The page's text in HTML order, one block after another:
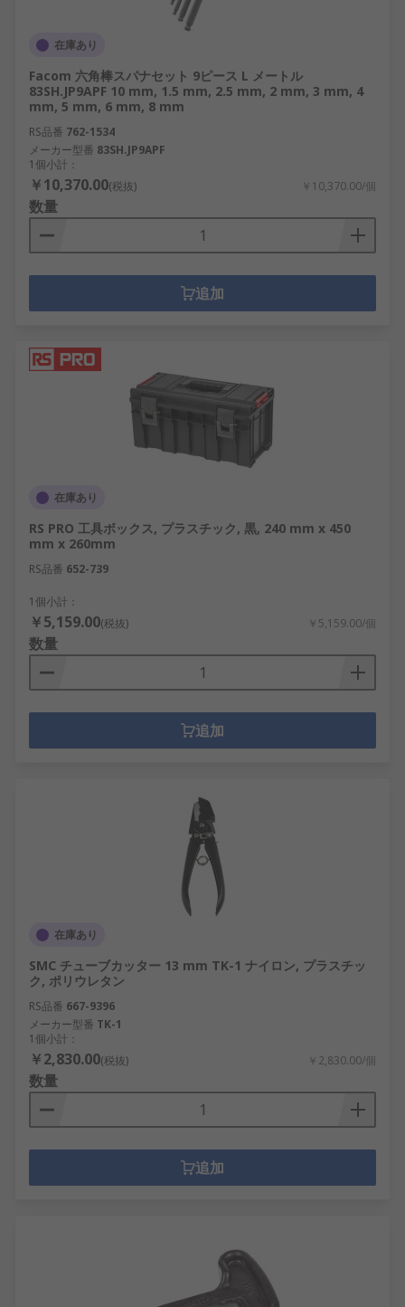
在庫あり
Facom 六角棒スパナセット 9ピース L メートル
83SH.JP9APF 10 mm, 1.5 mm, 2.5 mm, 2 mm, 3 mm, 4
mm, 5 mm, 6 mm, 8 mm
RS品番 762-1534
メーカー型番 83SH.JP9APF
1個小計：
￥10,370.00(税抜) ￥10,370.00/個
数量
追加
在庫あり
RS PRO 工具ボックス, プラスチック, 黒, 240 mm x 450
mm x 260mm
RS品番 652-739
1個小計：
￥5,159.00(税抜) ￥5,159.00/個
数量
追加
在庫あり
SMC チューブカッター 13 mm TK-1 ナイロン, プラスチッ
ク, ポリウレタン
RS品番 667-9396
メーカー型番 TK-1
1個小計：
￥2,830.00(税抜) ￥2,830.00/個
数量
追加